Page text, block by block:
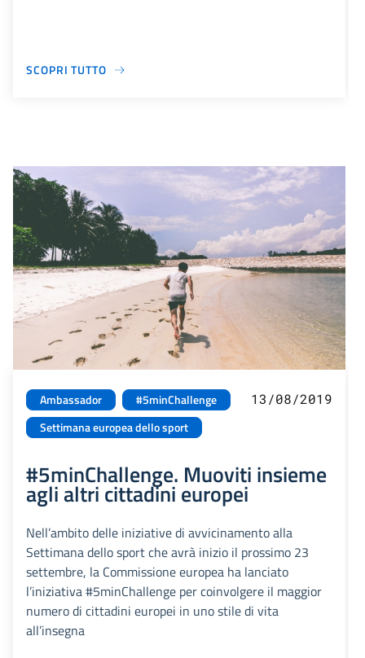
SCOPRI TUTTO
Ambassador
#5minChallenge
Settimana europea dello sport
13/08/2019
#5minChallenge. Muoviti insieme
agli altri cittadini europei
Nell’ambito delle iniziative di avvicinamento alla
Settimana dello sport che avrà inizio il prossimo 23
settembre, la Commissione europea ha lanciato
l’iniziativa #5minChallenge per coinvolgere il maggior
numero di cittadini europei in uno stile di vita
all’insegna